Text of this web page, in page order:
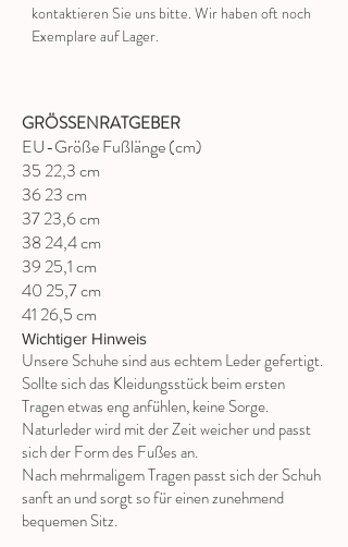
kontaktieren Sie uns bitte. Wir haben oft noch
Exemplare auf Lager.
GRÖSSENRATGEBER
EU-Größe Fußlänge (cm)
35 22,3 cm
36 23 cm
37 23,6 cm
38 24,4 cm
39 25,1 cm
40 25,7 cm
41 26,5 cm
Wichtiger Hinweis
Unsere Schuhe sind aus echtem Leder gefertigt.
Sollte sich das Kleidungsstück beim ersten
Tragen etwas eng anfühlen, keine Sorge.
Naturleder wird mit der Zeit weicher und passt
sich der Form des Fußes an.
Nach mehrmaligem Tragen passt sich der Schuh
sanft an und sorgt so für einen zunehmend
bequemen Sitz.